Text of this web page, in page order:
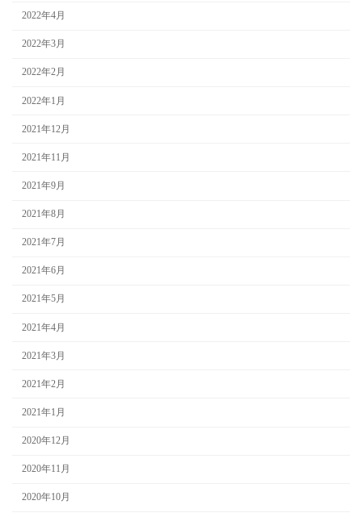
2022年4月
2022年3月
2022年2月
2022年1月
2021年12月
2021年11月
2021年9月
2021年8月
2021年7月
2021年6月
2021年5月
2021年4月
2021年3月
2021年2月
2021年1月
2020年12月
2020年11月
2020年10月